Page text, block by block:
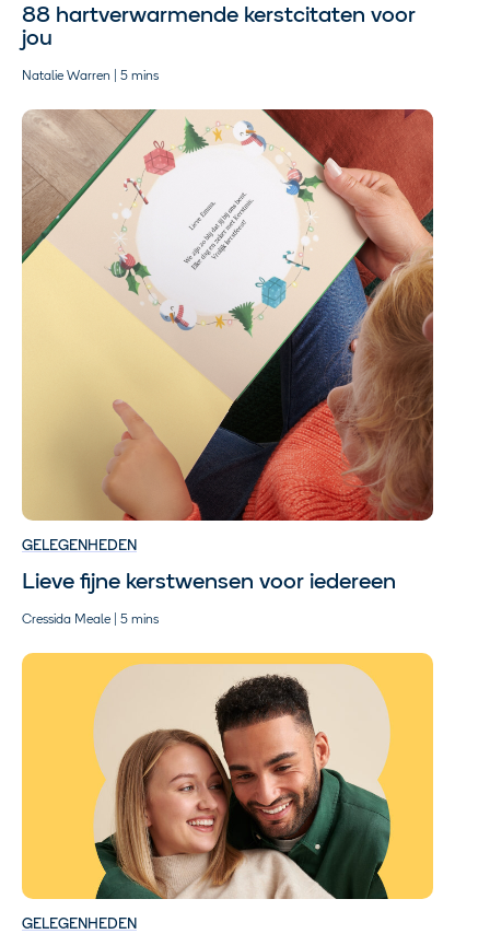
88 hartverwarmende kerstcitaten voor
jou
Natalie Warren | 5 mins
GELEGENHEDEN
Lieve fijne kerstwensen voor iedereen
Cressida Meale | 5 mins
GELEGENHEDEN